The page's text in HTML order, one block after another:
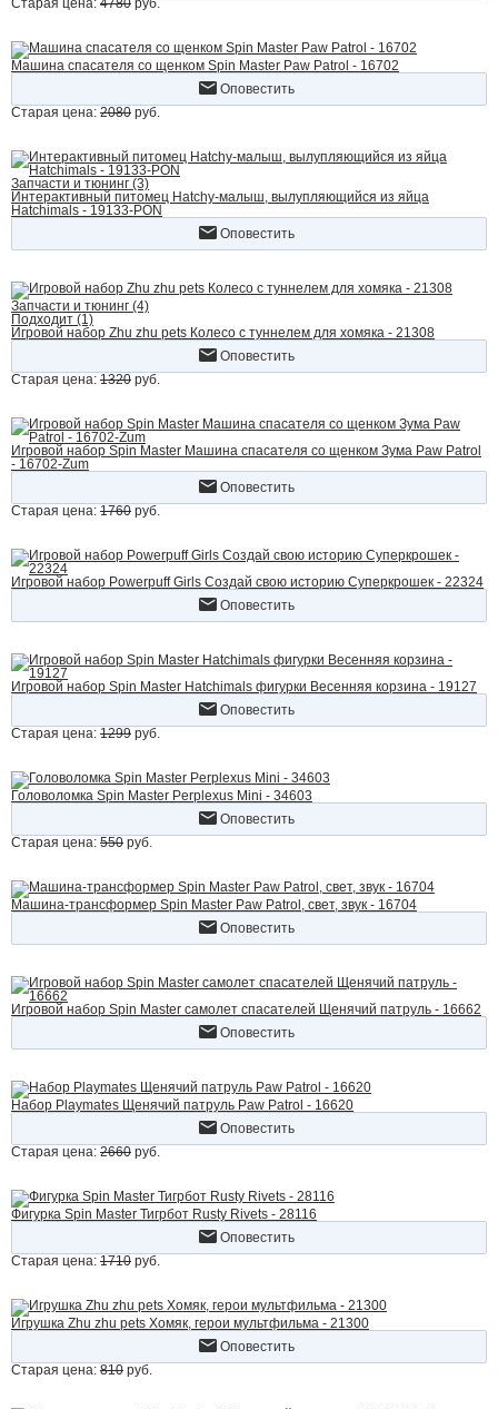
Старая цена: 4780 руб.
Машина спасателя со щенком Spin Master Paw Patrol - 16702
Оповестить
Старая цена: 2080 руб.
Запчасти и тюнинг (3)
Интерактивный питомец Hatchy-малыш, вылупляющийся из яйца
Hatchimals - 19133-PON
Оповестить
Запчасти и тюнинг (4)
Подходит (1)
Игровой набор Zhu zhu pets Колесо с туннелем для хомяка - 21308
Оповестить
Старая цена: 1320 руб.
Игровой набор Spin Master Машина спасателя со щенком Зума Paw Patrol
- 16702-Zum
Оповестить
Старая цена: 1760 руб.
Игровой набор Powerpuff Girls Создай свою историю Суперкрошек - 22324
Оповестить
Игровой набор Spin Master Hatchimals фигурки Весенняя корзина - 19127
Оповестить
Старая цена: 1299 руб.
Головоломка Spin Master Perplexus Mini - 34603
Оповестить
Старая цена: 550 руб.
Машина-трансформер Spin Master Paw Patrol, свет, звук - 16704
Оповестить
Игровой набор Spin Master самолет спасателей Щенячий патруль - 16662
Оповестить
Набор Playmates Щенячий патруль Paw Patrol - 16620
Оповестить
Старая цена: 2660 руб.
Фигурка Spin Master Тигрбот Rusty Rivets - 28116
Оповестить
Старая цена: 1710 руб.
Игрушка Zhu zhu pets Хомяк, герои мультфильма - 21300
Оповестить
Старая цена: 810 руб.